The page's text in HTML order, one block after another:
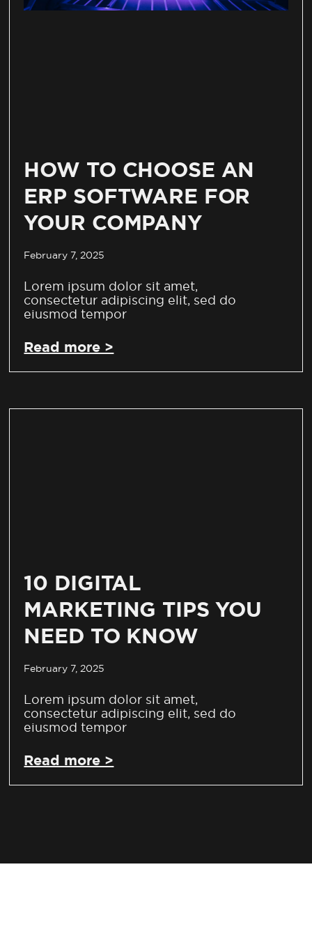
HOW TO CHOOSE AN
ERP SOFTWARE FOR
YOUR COMPANY
February 7, 2025
Lorem ipsum dolor sit amet,
consectetur adipiscing elit, sed do
eiusmod tempor
Read more >
10 DIGITAL
MARKETING TIPS YOU
NEED TO KNOW
February 7, 2025
Lorem ipsum dolor sit amet,
consectetur adipiscing elit, sed do
eiusmod tempor
Read more >